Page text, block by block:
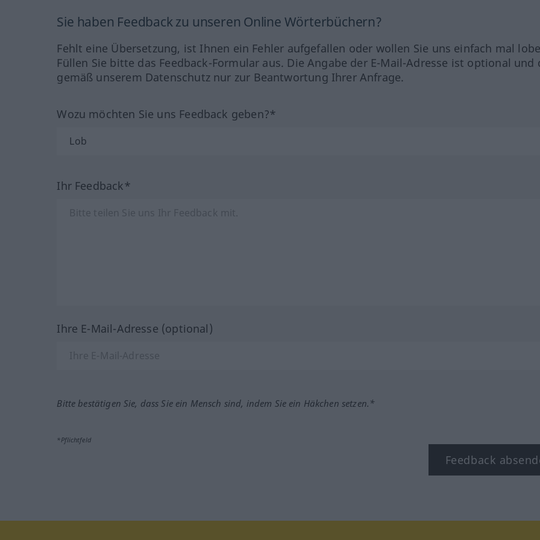
Sie haben Feedback zu unseren Online Wörterbüchern?
Fehlt eine Übersetzung, ist Ihnen ein Fehler aufgefallen oder wollen Sie uns einfach mal
Füllen Sie bitte das Feedback-Formular aus. Die Angabe der E-Mail-Adresse ist optional und
gemäß unserem Datenschutz nur zur Beantwortung Ihrer Anfrage.
Wozu möchten Sie uns Feedback geben?*
Ihr Feedback*
Ihre E-Mail-Adresse (optional)
Bitte bestätigen Sie, dass Sie ein Mensch sind, indem Sie ein Häkchen setzen.*
*Pflichtfeld
Feedback